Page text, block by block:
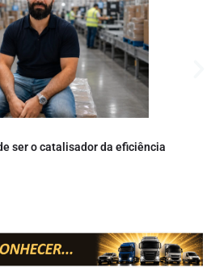
ser o catalisador da eficiência